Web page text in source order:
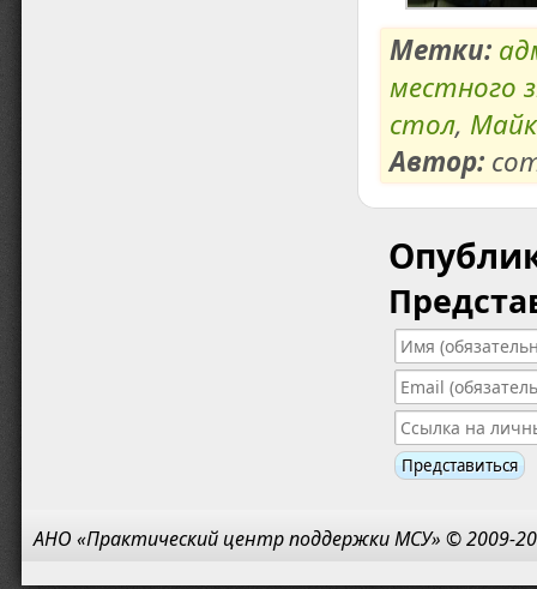
Метки:
местного
стол,
Автор:
АНО «Практический центр поддержки МСУ» © 2009-